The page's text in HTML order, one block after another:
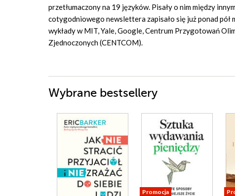
przetłumaczony na 19 języków. Pisały o nim między
cotygodniowego newslettera zapisało się już ponad
wykłady w MIT, Yale, Google, Centrum Przygotowań
Zjednoczonych (CENTCOM).
Wybrane bestsellery
Promocja